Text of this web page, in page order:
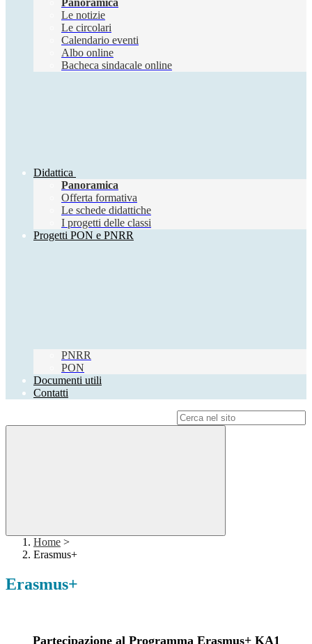
Panoramica
Le notizie
Le circolari
Calendario eventi
Albo online
Bacheca sindacale online
Didattica
Panoramica
Offerta formativa
Le schede didattiche
I progetti delle classi
Progetti PON e PNRR
PNRR
PON
Documenti utili
Contatti
Home >
Erasmus+
Erasmus+
Partecipazione al Programma Erasmus+ KA1